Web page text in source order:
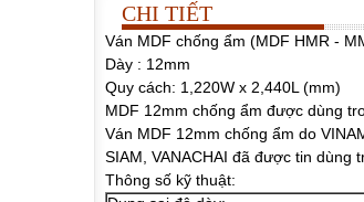
CHI TIẾT
Ván MDF chống ẩm (MDF HMR -
Dày : 12mm
Quy cách: 1,220W x 2,440L (mm)
MDF 12mm chống ẩm được dùng
Ván MDF 12mm chống ẩm do
SIAM, VANACHAI đã được tin dùng
Thông số kỹ thuật: